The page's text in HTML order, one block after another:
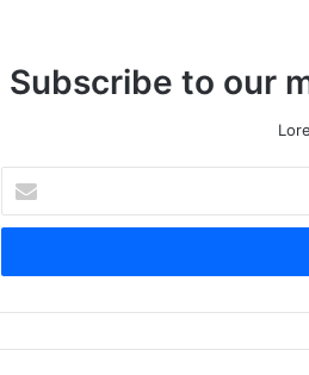
Subscribe to our
your
Email